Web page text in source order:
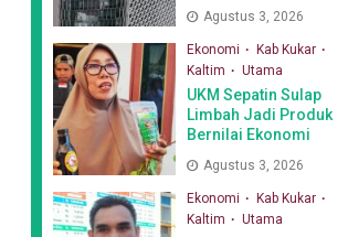
Agustus 3, 2026
Ekonomi
Kab Kukar
Kaltim
Utama
UKM Sepatin Sulap
Limbah Jadi Produk
Bernilai Ekonomi
Agustus 3, 2026
Ekonomi
Kab Kukar
Kaltim
Utama